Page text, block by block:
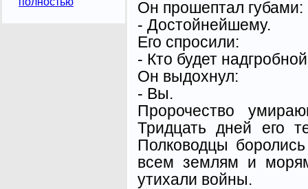
Он прошептал губами:
- Достойнейшему.
Его спросили:
- Кто будет
Он выдохнул:
- Вы.
Пророчество
Тридцать дней его
Полководцы
всем землям и
утихали войны.